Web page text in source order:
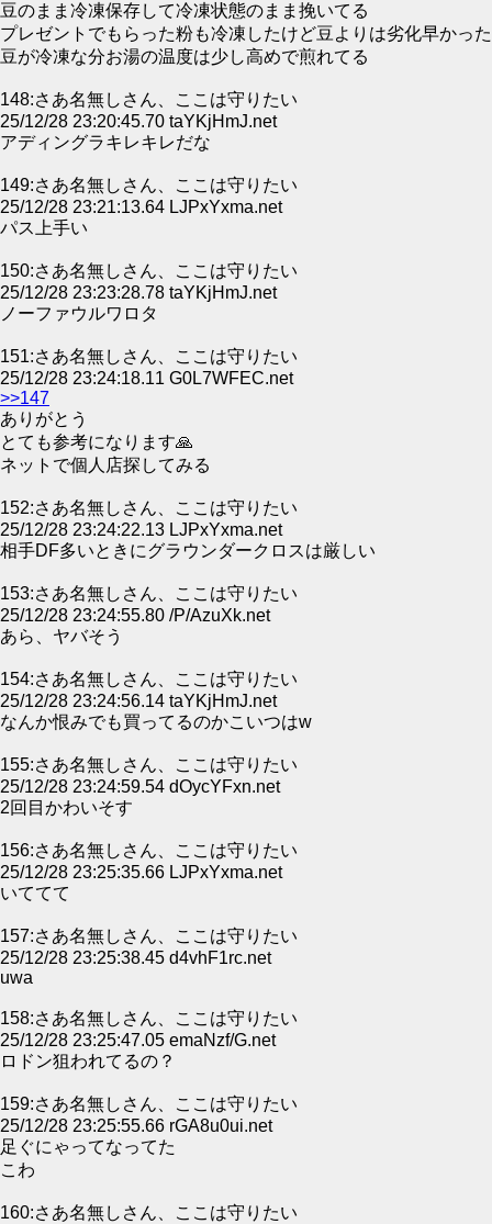
豆のまま冷凍保存して冷凍状態のまま挽いてる
プレゼントでもらった粉も冷凍したけど豆よりは劣化早かった
豆が冷凍な分お湯の温度は少し高めで煎れてる
148:さあ名無しさん、ここは守りたい
25/12/28 23:20:45.70 taYKjHmJ.net
アディングラキレキレだな
149:さあ名無しさん、ここは守りたい
25/12/28 23:21:13.64 LJPxYxma.net
パス上手い
150:さあ名無しさん、ここは守りたい
25/12/28 23:23:28.78 taYKjHmJ.net
ノーファウルワロタ
151:さあ名無しさん、ここは守りたい
25/12/28 23:24:18.11 G0L7WFEC.net
>>147
ありがとう
とても参考になります🙏
ネットで個人店探してみる
152:さあ名無しさん、ここは守りたい
25/12/28 23:24:22.13 LJPxYxma.net
相手DF多いときにグラウンダークロスは厳しい
153:さあ名無しさん、ここは守りたい
25/12/28 23:24:55.80 /P/AzuXk.net
あら、ヤバそう
154:さあ名無しさん、ここは守りたい
25/12/28 23:24:56.14 taYKjHmJ.net
なんか恨みでも買ってるのかこいつはw
155:さあ名無しさん、ここは守りたい
25/12/28 23:24:59.54 dOycYFxn.net
2回目かわいそす
156:さあ名無しさん、ここは守りたい
25/12/28 23:25:35.66 LJPxYxma.net
いててて
157:さあ名無しさん、ここは守りたい
25/12/28 23:25:38.45 d4vhF1rc.net
uwa
158:さあ名無しさん、ここは守りたい
25/12/28 23:25:47.05 emaNzf/G.net
ロドン狙われてるの？
159:さあ名無しさん、ここは守りたい
25/12/28 23:25:55.66 rGA8u0ui.net
足ぐにゃってなってた
こわ
160:さあ名無しさん、ここは守りたい